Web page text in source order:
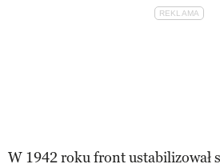
W 1942 roku front ustabilizował